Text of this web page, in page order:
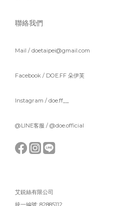
聯絡我們
Mail / doetaipei@gmail.com
Facebook / DOE.FF 朵伊芙
Instagram / doe.ff__
@LINE客服 / @doe.official
艾鋭絲有限公司
統一編號: 82885112